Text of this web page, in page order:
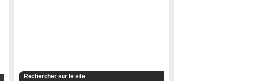
Rechercher sur le site